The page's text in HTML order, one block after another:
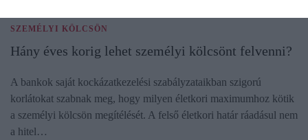
SZEMÉLYI KÖLCSÖN
Hány éves korig lehet személyi kölcsönt felvenni?
A bankok saját kockázatkezelési szabályzataikban szigorú
korlátokat szabnak meg, hogy milyen életkori maximumhoz kötik
a személyi kölcsön megítélését. A felső életkori határ ráadásul nem
a hitel…